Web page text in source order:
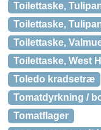
Toilettaske,
Toilettaske,
Toilettaske,
Toilettaske, West
Toledo kradsetræ
Tomatdyrkning /
Tomatflager